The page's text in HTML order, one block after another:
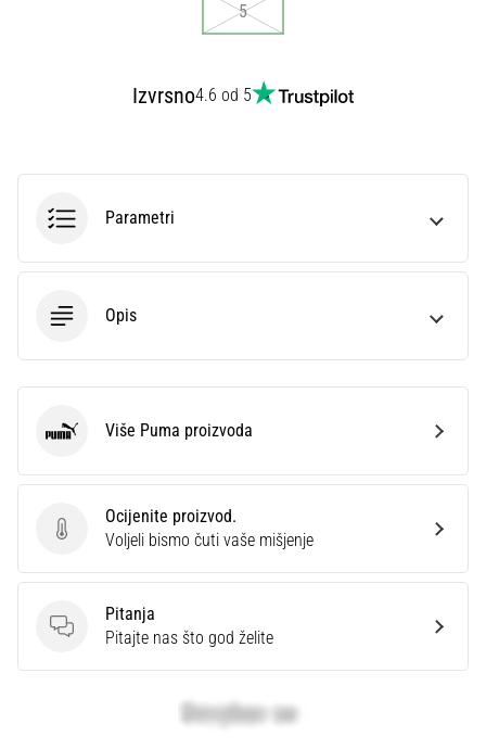
sa
službenim
dresovima
kopačkama
adidas
Budi
svake
gola…
članke
5
Izvrsno4.6 od 5
Parametri
Opis
Ocijenite proizvod.
Ocijenite proizvod.
Voljeli bismo čuti vaše mišjenje
Pitanja
Pitanja
Pitajte nas što god želite
Puma Više Puma proizvoda